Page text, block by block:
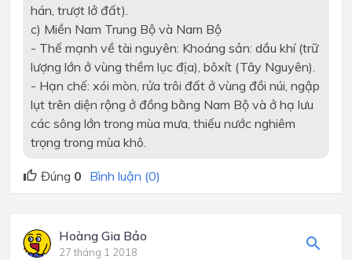
hán, trượt lở đất).
c) Miền Nam Trung Bộ và Nam Bộ
- Thế mạnh về tài nguyên: Khoáng sản: dầu khí (trữ
lượng lớn ở vùng thềm lục địa), bôxít (Tây Nguyên).
- Hạn chế: xói mòn, rửa trôi đất ở vùng đồi núi, ngập
lụt trên diện rộng ở đồng bằng Nam Bộ và ở hạ lưu
các sông lớn trong mùa mưa, thiếu nước nghiêm
trọng trong mùa khô.
Đúng 0 Bình luận (0)
Hoàng Gia Bảo
27 tháng 1 2018